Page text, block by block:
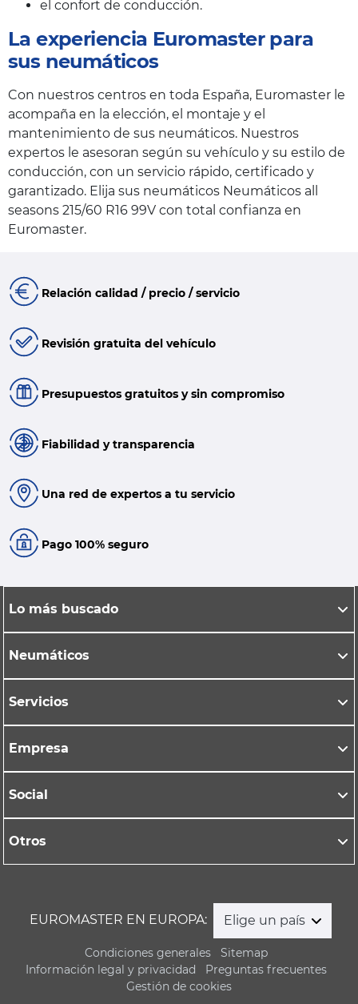
el confort de conducción.
La experiencia Euromaster para
sus neumáticos
Con nuestros centros en toda España, Euromaster le
acompaña en la elección, el montaje y el
mantenimiento de sus neumáticos. Nuestros
expertos le asesoran según su vehículo y su estilo de
conducción, con un servicio rápido, certificado y
garantizado. Elija sus neumáticos Neumáticos all
seasons 215/60 R16 99V con total confianza en
Euromaster.
Relación calidad / precio / servicio
Revisión gratuita del vehículo
Presupuestos gratuitos y sin compromiso
Fiabilidad y transparencia
Una red de expertos a tu servicio
Pago 100% seguro
Lo más buscado
Neumáticos
Servicios
Empresa
Social
Otros
EUROMASTER EN EUROPA: Elige un país
Condiciones generales
Sitemap
Información legal y privacidad
Preguntas frecuentes
Gestión de cookies